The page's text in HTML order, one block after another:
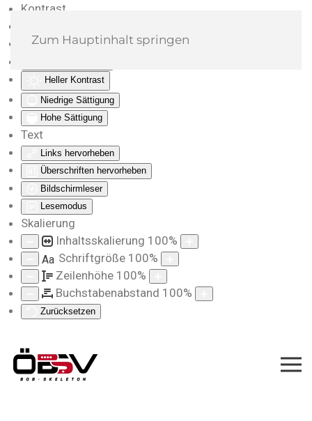
Kontrast
Monochrom
Heller Kontrast
Niedrige Sättigung
Hohe Sättigung
Text
Links hervorheben
Überschriften hervorheben
Bildschirmleser
Lesemodus
Skalierung
Inhaltsskalierung 100%
Aa Schriftgröße 100%
Zeilenhöhe 100%
Buchstabenabstand 100%
Zurücksetzen
Zum Hauptinhalt springen